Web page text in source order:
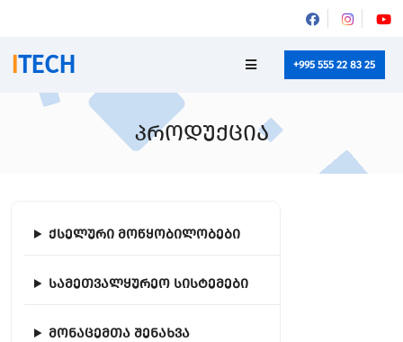
ITECH +995 555 22 83 25
პროდუქცია
ქსელური მოწყობილობები
სამეთვალყურეო სისტემები
მონაცემთა შენახვა